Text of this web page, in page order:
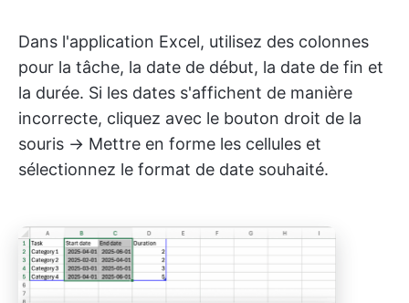
Dans l'application Excel, utilisez des colonnes
pour la tâche, la date de début, la date de fin et
la durée. Si les dates s'affichent de manière
incorrecte, cliquez avec le bouton droit de la
souris → Mettre en forme les cellules et
sélectionnez le format de date souhaité.